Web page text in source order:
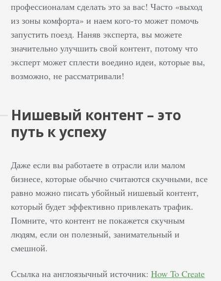
профессионалам сделать это за вас! Часто «выход
из зоны комфорта» и наем кого-то может помочь
запустить поезд. Наняв эксперта, вы можете
значительно улучшить свой контент, потому что
эксперт может сплести воедино идеи, которые вы,
возможно, не рассматривали!
Нишевый контент – это
путь к успеху
Даже если вы работаете в отрасли или малом
бизнесе, которые обычно считаются скучными, все
равно можно писать убойный нишевый контент,
который будет эффективно привлекать трафик.
Помните, что контент не покажется скучным
людям, если он полезный, занимательный и
смешной.
Ссылка на англоязычный источник:How To Create